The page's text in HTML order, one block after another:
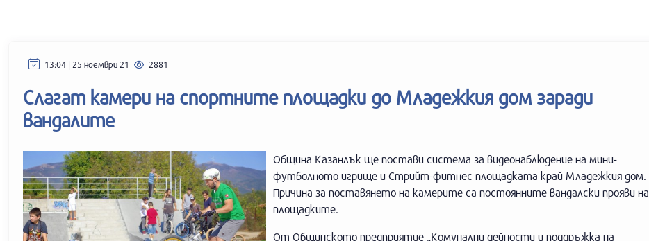
13:04 | 25 ноември 21 2881
Слагат камери на спортните площадки до Младежкия дом заради
вандалите
Община Казанлък ще постави система за видеонаблюдение на мини-
футболното игрище и Стрийт-фитнес площадката край Младежкия дом.
Причина за поставянето на камерите са постоянните вандалски прояви на
площадките.
От Общинското предприятие „Комунални дейности и поддръжка на